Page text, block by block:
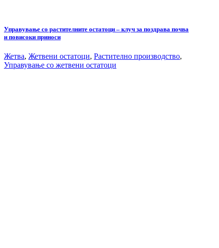
Управување со растителните остатоци – клуч за поздрава почва
и повисоки приноси
Жетва, Жетвени остатоци, Растително производство,
Управување со жетвени остатоци